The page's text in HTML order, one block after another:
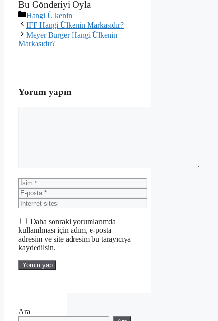
Bu Gönderiyi Oyla
Kategoriler
Hangi Ülkenin
IFF Hangi Ülkenin Markasıdır?
Meyer Burger Hangi Ülkenin
Markasıdır?
Yorum yapın
İsim
E-
posta
İnternet
sitesi
Daha sonraki yorumlarımda
kullanılması için adım, e-posta
adresim ve site adresim bu tarayıcıya
kaydedilsin.
Ara